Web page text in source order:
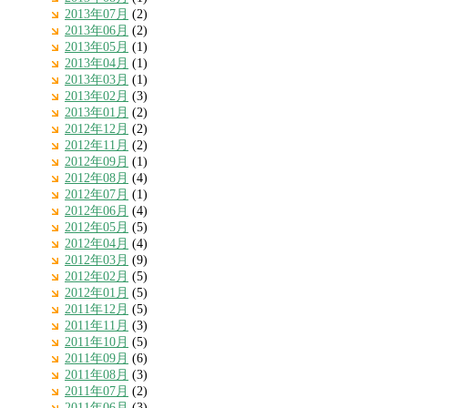
2013年07月 (2)
2013年06月 (2)
2013年05月 (1)
2013年04月 (1)
2013年03月 (1)
2013年02月 (3)
2013年01月 (2)
2012年12月 (2)
2012年11月 (2)
2012年09月 (1)
2012年08月 (4)
2012年07月 (1)
2012年06月 (4)
2012年05月 (5)
2012年04月 (4)
2012年03月 (9)
2012年02月 (5)
2012年01月 (5)
2011年12月 (5)
2011年11月 (3)
2011年10月 (5)
2011年09月 (6)
2011年08月 (3)
2011年07月 (2)